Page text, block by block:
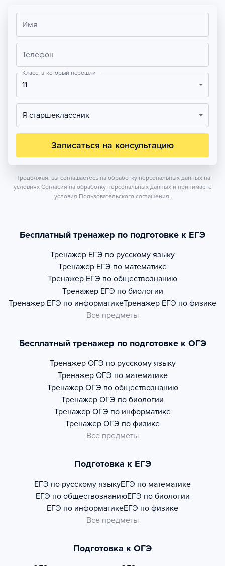
Имя
Телефон
Класс, в который перешли
11
Я старшеклассник
Записаться на консультацию
Продолжая, вы соглашаетесь на обработку персональных данных на
условиях Согласия на обработку персональных данных и принимаете
условия Пользовательского соглашения.
Бесплатный тренажер по подготовке к ЕГЭ
Тренажер ЕГЭ по русскому языку
Тренажер ЕГЭ по математике
Тренажер ЕГЭ по обществознанию
Тренажер ЕГЭ по биологии
Тренажер ЕГЭ по информатикеТренажер ЕГЭ по физике
Все предметы
Бесплатный тренажер по подготовке к ОГЭ
Тренажер ОГЭ по русскому языку
Тренажер ОГЭ по математике
Тренажер ОГЭ по обществознанию
Тренажер ОГЭ по биологии
Тренажер ОГЭ по информатике
Тренажер ОГЭ по физике
Все предметы
Подготовка к ЕГЭ
ЕГЭ по русскому языкуЕГЭ по математике
ЕГЭ по обществознаниюЕГЭ по биологии
ЕГЭ по информатикеЕГЭ по физике
Все предметы
Подготовка к ОГЭ